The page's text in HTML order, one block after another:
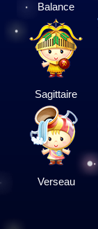
Balance
Sagittaire
Verseau